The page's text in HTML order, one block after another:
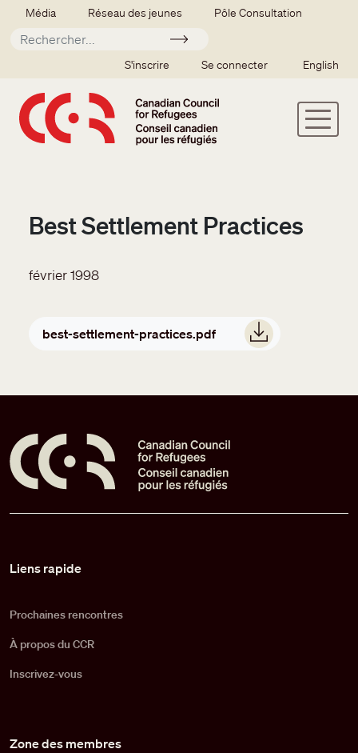
Aller au contenu principal
Secondary menu
Média Réseau des jeunes Pôle Consultation
Soumettre
SSO user menu
S'inscrire Se connecter English
Best Settlement Practices
février 1998
best-settlement-practices.pdf
Liens rapide
Prochaines rencontres
À propos du CCR
Inscrivez-vous
Zone des membres